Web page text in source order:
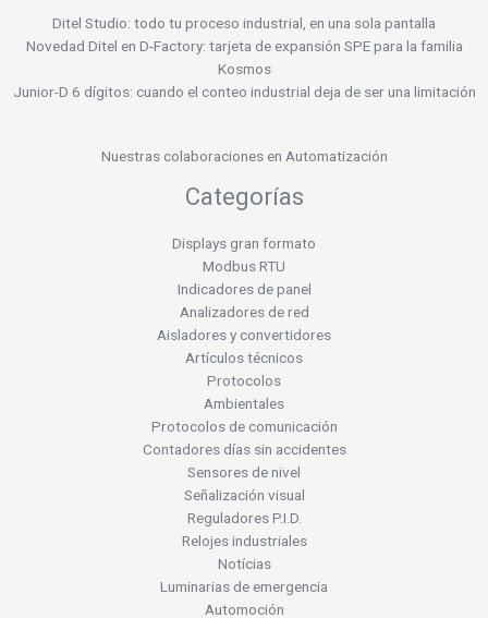
Ditel Studio: todo tu proceso industrial, en una sola pantalla
Novedad Ditel en D-Factory: tarjeta de expansión SPE para la familia
Kosmos
Junior-D 6 dígitos: cuando el conteo industrial deja de ser una limitación
Nuestras colaboraciones en Automatización
Categorías
Displays gran formato
Modbus RTU
Indicadores de panel
Analizadores de red
Aisladores y convertidores
Artículos técnicos
Protocolos
Ambientales
Protocolos de comunicación
Contadores días sin accidentes
Sensores de nivel
Señalización visual
Reguladores P.I.D.
Relojes industriales
Notícias
Luminarias de emergencia
Automoción